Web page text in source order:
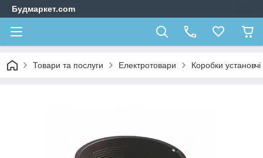
Будмаркет.com
Товари та послуги Електротовари Коробки установчі